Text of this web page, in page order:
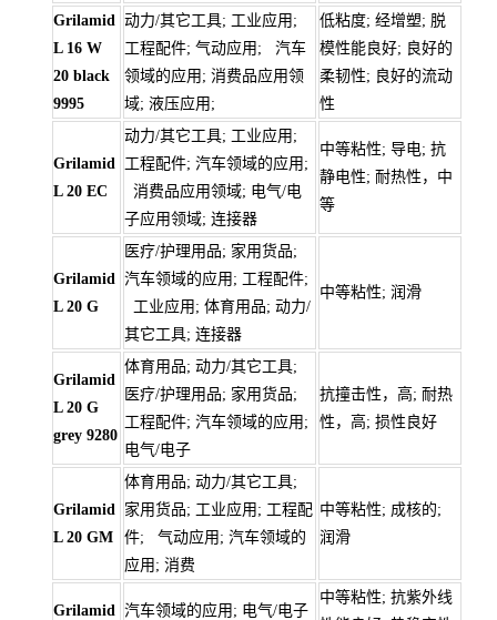
Grilamid
L 16 W
20 black
9995
动力/其它工具; 工业应用;
工程配件; 气动应用; 汽车
领域的应用; 消费品应用领
域; 液压应用;
低粘度; 经增塑; 脱
模性能良好; 良好的
柔韧性; 良好的流动
性
Grilamid
L 20 EC
动力/其它工具; 工业应用;
工程配件; 汽车领域的应用;
消费品应用领域; 电气/电
子应用领域; 连接器
中等粘性; 导电; 抗
静电性; 耐热性，中
等
Grilamid
L 20 G
医疗/护理用品; 家用货品;
汽车领域的应用; 工程配件;
工业应用; 体育用品; 动力/
其它工具; 连接器
中等粘性; 润滑
Grilamid
L 20 G
grey 9280
体育用品; 动力/其它工具;
医疗/护理用品; 家用货品;
工程配件; 汽车领域的应用;
电气/电子
抗撞击性，高; 耐热
性，高; 损性良好
Grilamid
L 20 GM
体育用品; 动力/其它工具;
家用货品; 工业应用; 工程配
件; 气动应用; 汽车领域的
应用; 消费
中等粘性; 成核的;
润滑
Grilamid 汽车领域的应用; 电气/电子
中等粘性; 抗紫外线